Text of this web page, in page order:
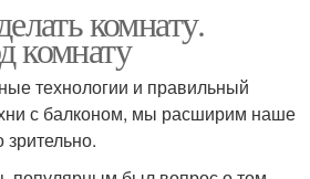
комнату.
комнату
технологии и правильный
с балконом, мы расширим наше